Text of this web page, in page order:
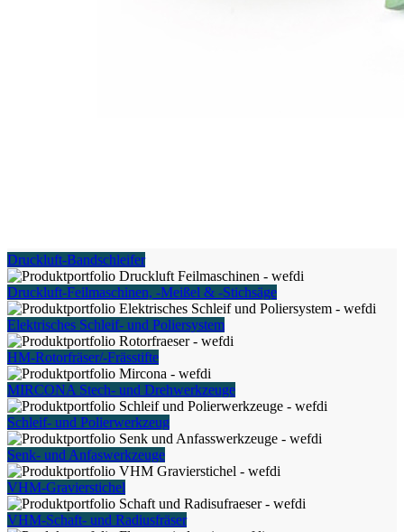
Druckluft-Bandschleifer
Druckluft-Feilmaschinen, -Meißel & -Stichsäge
Elektrisches Schleif- und Poliersystem
HM-Rotorfräser/-Frässtifte
MIRCONA Stech- und Drehwerkzeuge
Schleif- und Polierwerkzeug
Senk- und Anfaswerkzeuge
VHM-Gravierstichel
VHM-Schaft- und Radiusfräser